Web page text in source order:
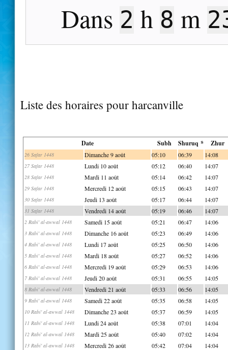
Dans 2 h 8 m
Liste des horaires pour harcanville
Date Subh Shuruq * Zhur
26 Safar 1448 Dimanche 9 août 05:10 06:39 14:08
27 Safar 1448 Lundi 10 août 05:12 06:40 14:07
28 Safar 1448 Mardi 11 août 05:14 06:42 14:07
29 Safar 1448 Mercredi 12 août 05:15 06:43 14:07
30 Safar 1448 Jeudi 13 août 05:17 06:44 14:07
31 Safar 1448 Vendredi 14 août 05:19 06:46 14:07
2 Rabi' al-awwal 1448 Samedi 15 août 05:21 06:47 14:06
3 Rabi' al-awwal 1448 Dimanche 16 août 05:23 06:49 14:06
4 Rabi' al-awwal 1448 Lundi 17 août 05:25 06:50 14:06
5 Rabi' al-awwal 1448 Mardi 18 août 05:27 06:52 14:06
6 Rabi' al-awwal 1448 Mercredi 19 août 05:29 06:53 14:06
7 Rabi' al-awwal 1448 Jeudi 20 août 05:31 06:55 14:05
8 Rabi' al-awwal 1448 Vendredi 21 août 05:33 06:56 14:05
9 Rabi' al-awwal 1448 Samedi 22 août 05:35 06:58 14:05
10 Rabi' al-awwal 1448 Dimanche 23 août 05:37 06:59 14:05
11 Rabi' al-awwal 1448 Lundi 24 août 05:38 07:01 14:04
12 Rabi' al-awwal 1448 Mardi 25 août 05:40 07:02 14:04
13 Rabi' al-awwal 1448 Mercredi 26 août 05:42 07:04 14:04